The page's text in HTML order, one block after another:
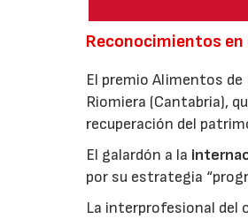
Reconocimientos
El premio Alimentos de
Riomiera (Cantabria),
recuperación del
El galardón a la
por su estrategia
La interprofesional del